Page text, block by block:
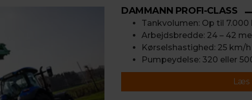
DAMMANN PROFI-CLASS
Tankvolumen: Op til 7.000 l
Arbejdsbredde: 24 – 42
Kørselshastighed: 25 km/
Pumpeydelse: 320 eller
Læs